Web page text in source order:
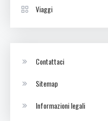
Viaggi
Contattaci
Sitemap
Informazioni legali